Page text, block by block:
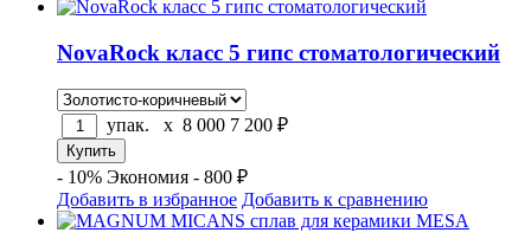
NovaRock класс 5 гипс стоматологический
упак. x 8 000 7 200 ₽
- 10% Экономия - 800 ₽
Добавить в избранное Добавить к сравнению